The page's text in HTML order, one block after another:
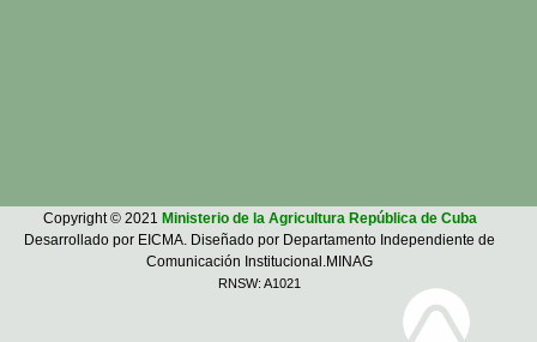
Copyright © 2021 Ministerio de la Agricultura República de Cuba
Desarrollado por EICMA. Diseñado por Departamento Independiente de
Comunicación Institucional.MINAG
RNSW: A1021